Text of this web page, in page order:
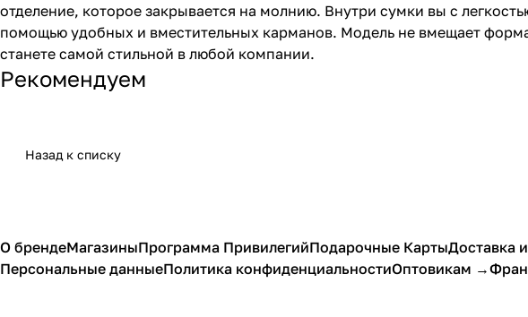
отделение, которое закрывается на молнию. Внутри сумки вы с
помощью удобных и вместительных карманов. Модель не вмещает
станете самой стильной в любой компании.
Рекомендуем
Назад к списку
О брендеМагазиныПрограмма ПривилегийПодарочные КартыДоставка
Персональные данныеПолитика конфиденциальностиОптовикам →